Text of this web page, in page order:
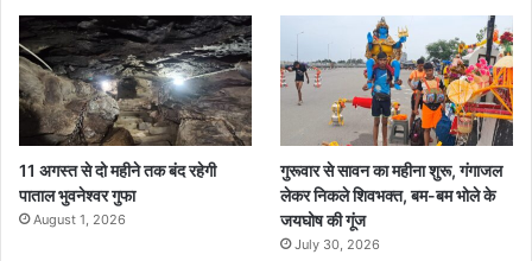
11 अगस्त से दो महीने तक बंद रहेगी
पाताल भुवनेश्वर गुफा
August 1, 2026
गुरूवार से सावन का महीना शुरू, गंगाजल
लेकर निकले शिवभक्त, बम-बम भोले के
जयघोष की गूंज
July 30, 2026